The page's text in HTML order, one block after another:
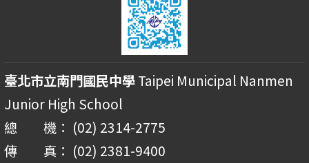
臺北市立南門國民中學Taipei Municipal Nanmen
Junior High School
總 機： (02) 2314-2775
傳 真： (02) 2381-9400